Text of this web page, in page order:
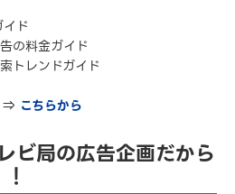
ド
の料金ガイド
トレンドガイド
⇒ こちらから
ビ局の広告企画だから